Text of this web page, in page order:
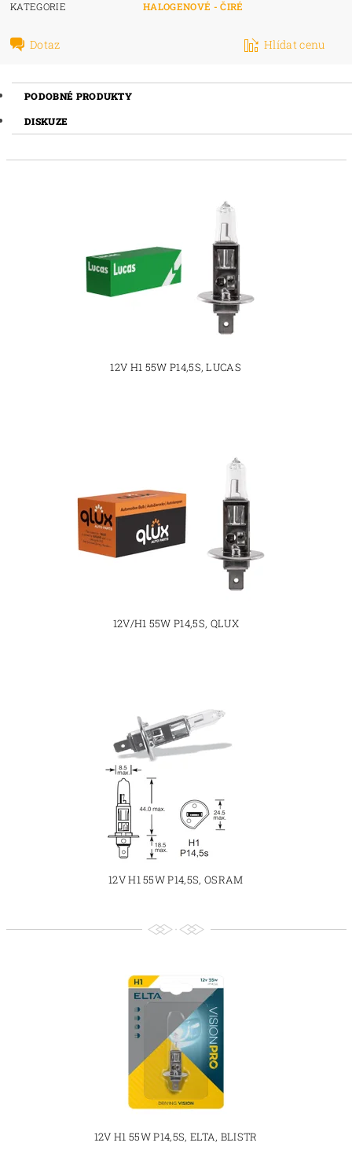
KATEGORIE HALOGENOVÉ - ČIRÉ
Dotaz Hlídat cenu
PODOBNÉ PRODUKTY
DISKUZE
12V H1 55W P14,5S, LUCAS
12V/H1 55W P14,5S, QLUX
12V H1 55W P14,5S, OSRAM
12V H1 55W P14,5S, ELTA, BLISTR